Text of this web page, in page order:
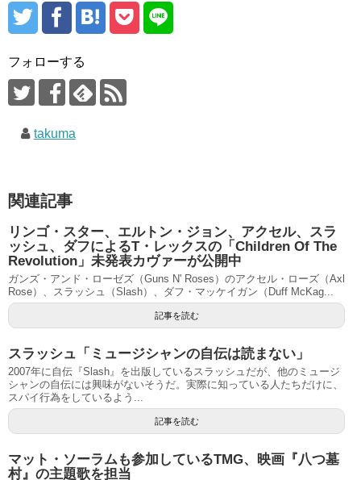
フォローする
takuma
関連記事
リンゴ・スター、エルトン・ジョン、アクセル、スラ
ッシュ、ダフによるT・レックスの「Children Of The
Revolution」未発表カヴァーが公開中
ガンズ・アンド・ローゼズ（Guns N' Roses）のアクセル・ローズ（Axl
Rose）、スラッシュ（Slash）、ダフ・マッケイガン（Duff McKag...
記事を読む
スラッシュ「ミュージシャンの自伝は読まない」
2007年に自伝『Slash』を出版しているスラッシュだが、他のミュージ
シャンの自伝には興味がないそうだ。実際に知っている人たちだけに、
スパイ行為をしているよう...
記事を読む
マット・ソーラムも参加しているTMG、映画『八つ墓
村』の主題歌を担当